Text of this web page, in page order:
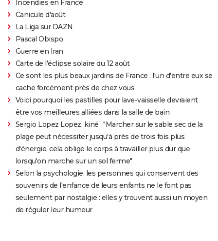
Incendies en France
Canicule d'août
La Liga sur DAZN
Pascal Obispo
Guerre en Iran
Carte de l'éclipse solaire du 12 août
Ce sont les plus beaux jardins de France : l'un d'entre eux se
cache forcément près de chez vous
Voici pourquoi les pastilles pour lave-vaisselle devraient
être vos meilleures alliées dans la salle de bain
Sergio Lopez Lopez, kiné : "Marcher sur le sable sec de la
plage peut nécessiter jusqu'à près de trois fois plus
d'énergie, cela oblige le corps à travailler plus dur que
lorsqu'on marche sur un sol ferme"
Selon la psychologie, les personnes qui conservent des
souvenirs de l'enfance de leurs enfants ne le font pas
seulement par nostalgie : elles y trouvent aussi un moyen
de réguler leur humeur